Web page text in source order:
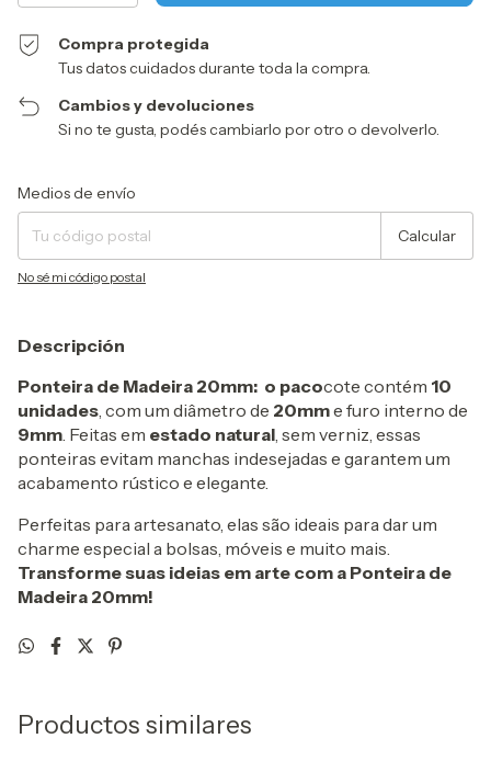
Compra protegida
Tus datos cuidados durante toda la compra.
Cambios y devoluciones
Si no te gusta, podés cambiarlo por otro o devolverlo.
Entregas para el CP:
Medios de envío
Calcular
No sé mi código postal
Descripción
Ponteira de Madeira 20mm: o pacocote contém 10
unidades , com um diâmetro de 20mme furo interno de
9mm . Feitas em estado natural , sem verniz, essas
ponteiras evitam manchas indesejadas e garantem um
acabamento rústico e elegante.
Perfeitas para artesanato, elas são ideais para dar um
charme especial a bolsas, móveis e muito mais.
Transforme suas ideias em arte com a Ponteira de
Madeira 20mm!
Productos similares